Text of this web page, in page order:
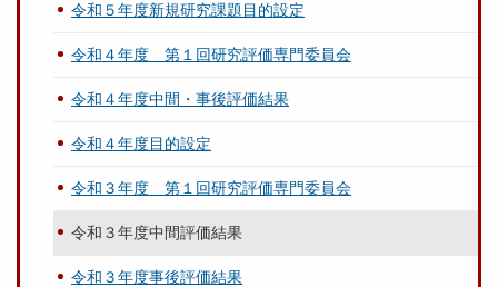
令和５年度新規研究課題目的設定
令和４年度 第１回研究評価専門委員会
令和４年度中間・事後評価結果
令和４年度目的設定
令和３年度 第１回研究評価専門委員会
令和３年度中間評価結果
令和３年度事後評価結果